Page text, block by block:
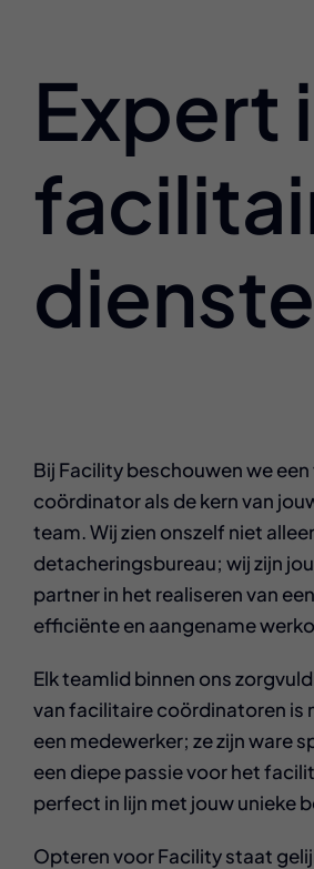
Expert
Bij Facility beschouwen we
coördinator als de kern van
team. Wij zien onszelf niet
detacheringsbureau; wij zijn
partner in het realiseren van
efficiënte en aangename
Elk teamlid binnen ons
van facilitaire coördinatoren is
een medewerker; ze zijn ware
een diepe passie voor het
perfect in lijn met jouw unieke
Opteren voor Facility staat